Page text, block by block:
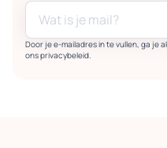
Door je e-mailadres in te vullen, ga je
ons privacybeleid.